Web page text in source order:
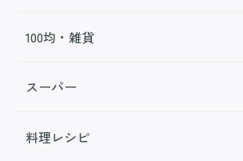
100均・雑貨
スーパー
料理レシピ